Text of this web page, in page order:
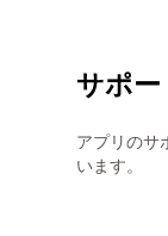
サポー
アプリのサ
います。